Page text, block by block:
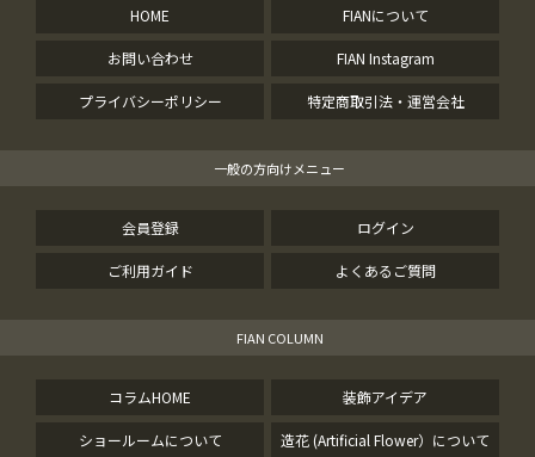
HOME FIANについて
お問い合わせ FIAN Instagram
プライバシーポリシー 特定商取引法・運営会社
一般の方向けメニュー
会員登録 ログイン
ご利用ガイド よくあるご質問
FIAN COLUMN
コラムHOME 装飾アイデア
ショールームについて 造花 (Artificial Flower）について